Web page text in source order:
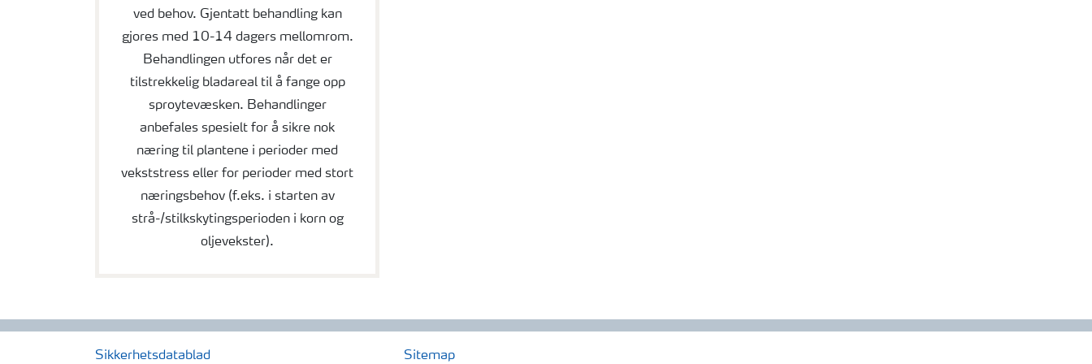
ved behov. Gjentatt behandling kan
gjores med 10-14 dagers mellomrom.
Behandlingen utfores når det er
tilstrekkelig bladareal til å fange opp
sproytevæsken. Behandlinger
anbefales spesielt for å sikre nok
næring til plantene i perioder med
vekststress eller for perioder med stort
næringsbehov (f.eks. i starten av
strå-/stilkskytingsperioden i korn og
oljevekster).
Sikkerhetsdatablad Sitemap